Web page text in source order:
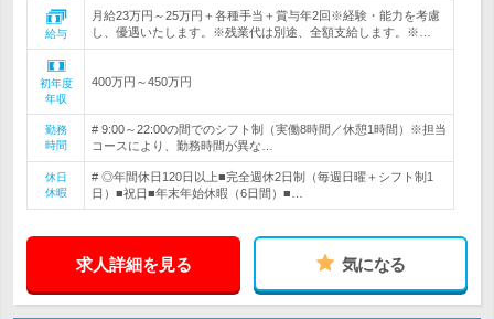
給与
月給23万円～25万円＋各種手当＋賞与年2回※経験・能力を考慮
し、優遇いたします。※残業代は別途、全額支給します。※…
初年度
年収
400万円～450万円
勤務
時間
# 9:00～22:00の間でのシフト制（実働8時間／休憩1時間）※担当
コースにより、勤務時間が異な…
休日
休暇
# ◎年間休日120日以上■完全週休2日制（毎週日曜＋シフト制1
日）■祝日■年末年始休暇（6日間）■…
求人詳細を見る 気になる